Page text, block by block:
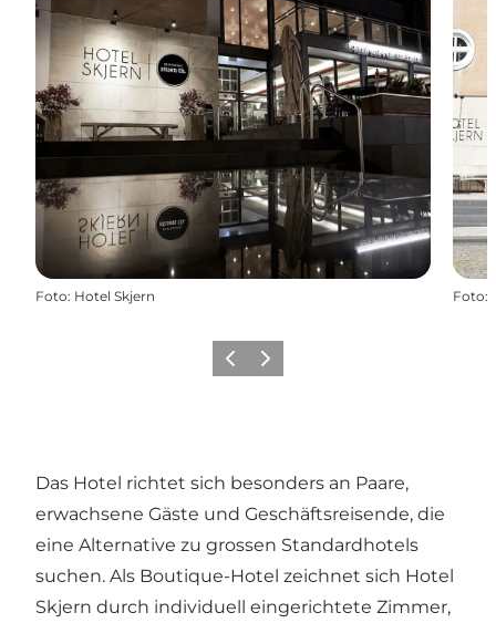
Foto: Hotel Skjern Foto:
ZurückWeiter
Das Hotel richtet sich besonders an Paare,
erwachsene Gäste und Geschäftsreisende, die
eine Alternative zu grossen Standardhotels
suchen. Als Boutique-Hotel zeichnet sich Hotel
Skjern durch individuell eingerichtete Zimmer,